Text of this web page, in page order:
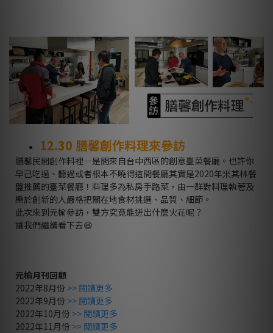
12.30 膳馨創作料理來參訪
膳馨民間創作料裡—是間來自台中西區的創意臺菜餐廳。也許你
早己吃過、聽過或者根本不曉得這間餐廳其實是2020年米其林餐
盤推薦的臺菜餐廳！ 料理多為私房手路菜，由一群對料理執著及
樂於創新的人嚴格把關在地食材挑選、品質、細節。
此次來到元榆參訪，雙方究竟能迸出什麼火花呢？
讓我們繼續看下去😆
元榆月刊回顧
2022年8月份 >> 閱讀更多
2022年9月份 >> 閱讀更多
2022年10月份 >> 閱讀更多
2022年11月份 >> 閱讀更多